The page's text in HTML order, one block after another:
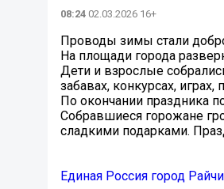
08:24 02.03.2026 16+
Проводы зимы стали
На площади города
Дети и взрослые
забавах, конкурсах, играх,
По окончании праздника
Собравшиеся горожане
сладкими подарками.
Единая Россия город